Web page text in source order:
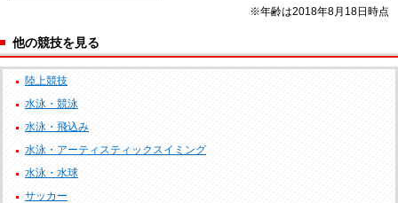
※年齢は2018年8月18日時点
他の競技を見る
陸上競技
水泳・競泳
水泳・飛込み
水泳・アーティスティックスイミング
水泳・水球
サッカー